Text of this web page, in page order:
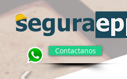
Contactanos